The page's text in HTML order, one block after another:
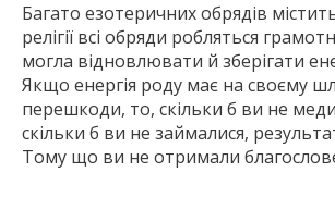
Багато езотеричних обрядів
релігії всі обряди робляться
могла відновлювати й зберігати
Якщо енергія роду має на своєму
перешкоди, то, скільки б ви не
скільки б ви не займалися,
Тому що ви не отримали